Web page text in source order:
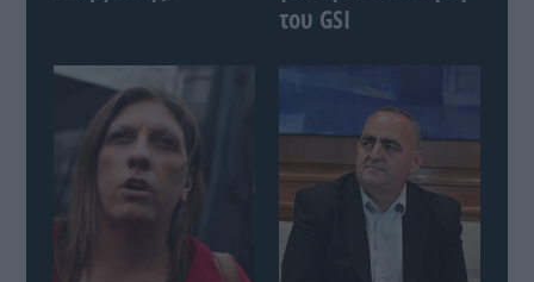
του GSI